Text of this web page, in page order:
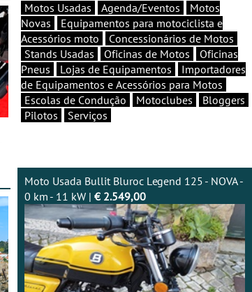
Motos Usadas Agenda/Eventos
Motos
Novas
Equipamentos para motociclista e
Acessórios moto
Concessionários de Motos
Stands Usadas
Oficinas de Motos
Oficinas
Pneus
Lojas de Equipamentos
Importadores
de Equipamentos e Acessórios para Motos
Escolas de Condução
Motoclubes
Bloggers
Pilotos
Serviços
Moto Usada Bullit Bluroc Legend 125 - NOVA -
0 km - 11 kW | € 2.549,00